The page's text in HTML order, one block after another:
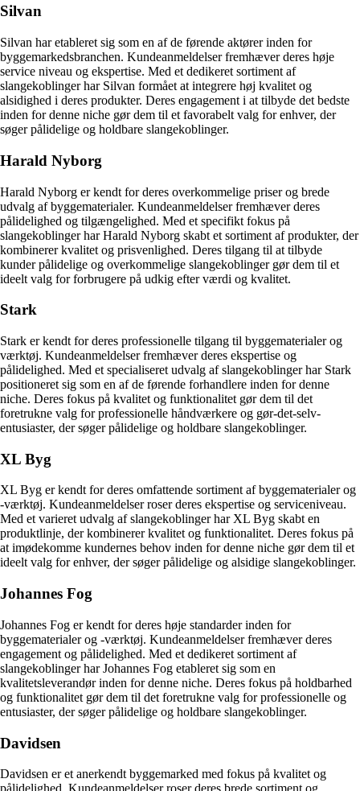
Silvan
Silvan har etableret sig som en af de førende aktører inden for
byggemarkedsbranchen. Kundeanmeldelser fremhæver deres høje
service niveau og ekspertise. Med et dedikeret sortiment af
slangekoblinger har Silvan formået at integrere høj kvalitet og
alsidighed i deres produkter. Deres engagement i at tilbyde det bedste
inden for denne niche gør dem til et favorabelt valg for enhver, der
søger pålidelige og holdbare slangekoblinger.
Harald Nyborg
Harald Nyborg er kendt for deres overkommelige priser og brede
udvalg af byggematerialer. Kundeanmeldelser fremhæver deres
pålidelighed og tilgængelighed. Med et specifikt fokus på
slangekoblinger har Harald Nyborg skabt et sortiment af produkter, der
kombinerer kvalitet og prisvenlighed. Deres tilgang til at tilbyde
kunder pålidelige og overkommelige slangekoblinger gør dem til et
ideelt valg for forbrugere på udkig efter værdi og kvalitet.
Stark
Stark er kendt for deres professionelle tilgang til byggematerialer og
værktøj. Kundeanmeldelser fremhæver deres ekspertise og
pålidelighed. Med et specialiseret udvalg af slangekoblinger har Stark
positioneret sig som en af de førende forhandlere inden for denne
niche. Deres fokus på kvalitet og funktionalitet gør dem til det
foretrukne valg for professionelle håndværkere og gør-det-selv-
entusiaster, der søger pålidelige og holdbare slangekoblinger.
XL Byg
XL Byg er kendt for deres omfattende sortiment af byggematerialer og
-værktøj. Kundeanmeldelser roser deres ekspertise og serviceniveau.
Med et varieret udvalg af slangekoblinger har XL Byg skabt en
produktlinje, der kombinerer kvalitet og funktionalitet. Deres fokus på
at imødekomme kundernes behov inden for denne niche gør dem til et
ideelt valg for enhver, der søger pålidelige og alsidige slangekoblinger.
Johannes Fog
Johannes Fog er kendt for deres høje standarder inden for
byggematerialer og -værktøj. Kundeanmeldelser fremhæver deres
engagement og pålidelighed. Med et dedikeret sortiment af
slangekoblinger har Johannes Fog etableret sig som en
kvalitetsleverandør inden for denne niche. Deres fokus på holdbarhed
og funktionalitet gør dem til det foretrukne valg for professionelle og
entusiaster, der søger pålidelige og holdbare slangekoblinger.
Davidsen
Davidsen er et anerkendt byggemarked med fokus på kvalitet og